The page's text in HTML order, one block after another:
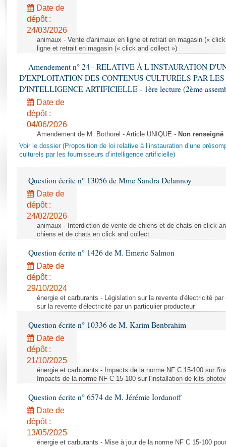
Rapports législatifs
Rapports sur l'application des lois
Baromètre de l’application des lois
Dossiers législatifs
Budget et sécurité sociale
Questions écrites et orales
Comptes rendus des débats
Date de
dépôt :
24/03/2026
animaux - Vente d'animaux en ligne et retrait en magasin («
ligne et retrait en magasin (« click and collect »)
Amendement n° 24 - RELATIVE À L'INSTAURATION
D'EXPLOITATION DES CONTENUS CULTURELS PAR LES
D'INTELLIGENCE ARTIFICIELLE - 1ère lecture (2ème
Date de
dépôt :
04/06/2026
Amendement de M. Bothorel - Article UNIQUE - Non renseigné
Voir le dossier (Proposition de loi relative à l’instauration d’une
culturels par les fournisseurs d’intelligence artificielle)
Question écrite n° 13056 de Mme Sandra Delannoy
Date de
dépôt :
24/02/2026
animaux - Interdiction de vente de chiens et de chats en click
chiens et de chats en click and collect
Question écrite n° 1426 de M. Emeric Salmon
Date de
dépôt :
29/10/2024
énergie et carburants - Législation sur la revente d'électricité
sur la revente d'électricité par un particulier producteur
Question écrite n° 10336 de M. Karim Benbrahim
Date de
dépôt :
21/10/2025
énergie et carburants - Impacts de la norme NF C 15-100 sur
Impacts de la norme NF C 15-100 sur l'installation de kits
Question écrite n° 6574 de M. Jérémie Iordanoff
Date de
dépôt :
13/05/2025
énergie et carburants - Mise à jour de la norme NF C 15-100